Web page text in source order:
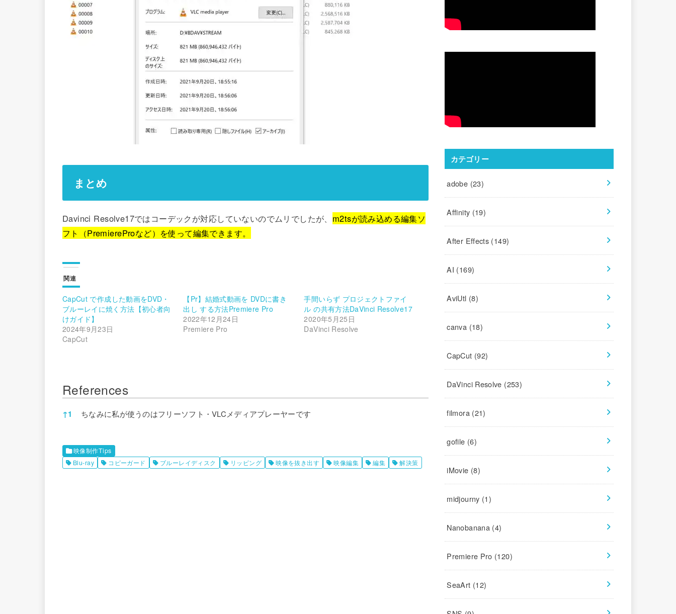
まとめ
Davinci Resolve17ではコーデックが対応していないのでムリでしたが、 m2tsが読み込める編集ソ
フト（PremiereProなど）を使って編集できます。
関連
CapCut で作成した動画をDVD・
ブルーレイに焼く方法【初心者向
けガイド】
2024年9月23日
CapCut
【Pr】結婚式動画を DVDに書き
出し する方法Premiere Pro
2022年12月24日
Premiere Pro
手間いらず プロジェクトファイ
ル の共有方法DaVinci Resolve17
2020年5月25日
DaVinci Resolve
References
References
↑1 ちなみに私が使うのはフリーソフト・VLCメディアプレーヤーです
映像制作Tips
Blu-ray
コピーガード ブルーレイディスク リッピング 映像を抜き出す 映像編集 編集 解決策
カテゴリー
adobe (23)
Affinity (19)
After Effects (149)
AI (169)
AviUtl (8)
canva (18)
CapCut (92)
DaVinci Resolve (253)
filmora (21)
gofile (6)
iMovie (8)
midjourny (1)
Nanobanana (4)
Premiere Pro (120)
SeaArt (12)